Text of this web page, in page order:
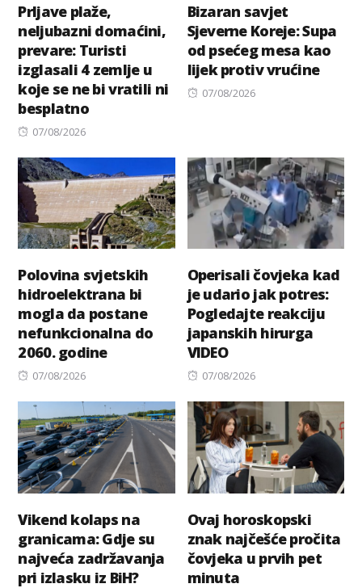
Prljave plaže,
neljubazni domaćini,
prevare: Turisti
izglasali 4 zemlje u
koje se ne bi vratili ni
besplatno
Posted
07/08/2026
Bizaran savjet
Sjeverne Koreje: Supa
od psećeg mesa kao
lijek protiv vrućine
Posted
07/08/2026
Polovina svjetskih
hidroelektrana bi
mogla da postane
nefunkcionalna do
2060. godine
Posted
07/08/2026
Operisali čovjeka kad
je udario jak potres:
Pogledajte reakciju
japanskih hirurga
VIDEO
Posted
07/08/2026
Vikend kolaps na
granicama: Gdje su
najveća zadržavanja
pri izlasku iz BiH?
Ovaj horoskopski
znak najčešće pročita
čovjeka u prvih pet
minuta